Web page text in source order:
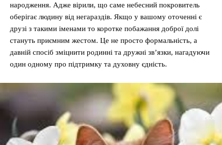
народження. Адже вірили, що саме небесний покровитель
оберігає людину від негараздів. Якщо у вашому оточенні є
друзі з такими іменами то коротке побажання доброї долі
стануть приємним жестом. Це не просто формальність, а
давній спосіб зміцнити родинні та дружні зв’язки, нагадуючи
один одному про підтримку та духовну єдність.